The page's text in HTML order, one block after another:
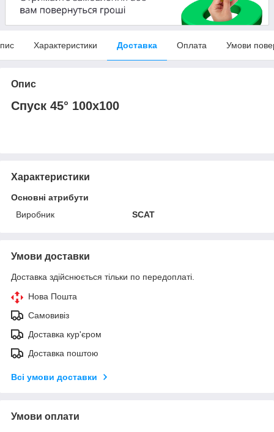
Характеристики Доставка Оплата Умови
Опис
Спуск 45° 100х100
Характеристики
Основні атрибути
Виробник
SCAT
Умови доставки
Доставка здійснюється тільки по передоплаті.
Нова Пошта
Самовивіз
Доставка кур'єром
Доставка поштою
Всі умови доставки
Умови оплати